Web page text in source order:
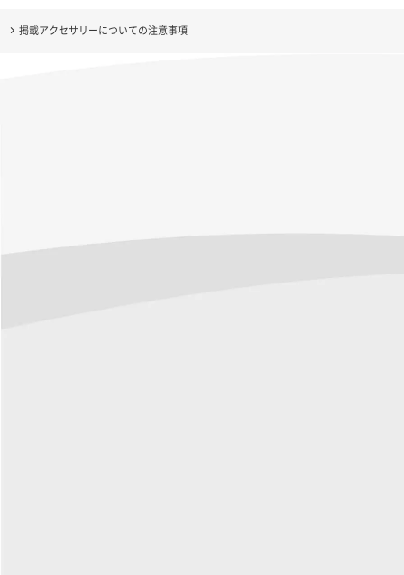
掲載アクセサリーについての注意事項